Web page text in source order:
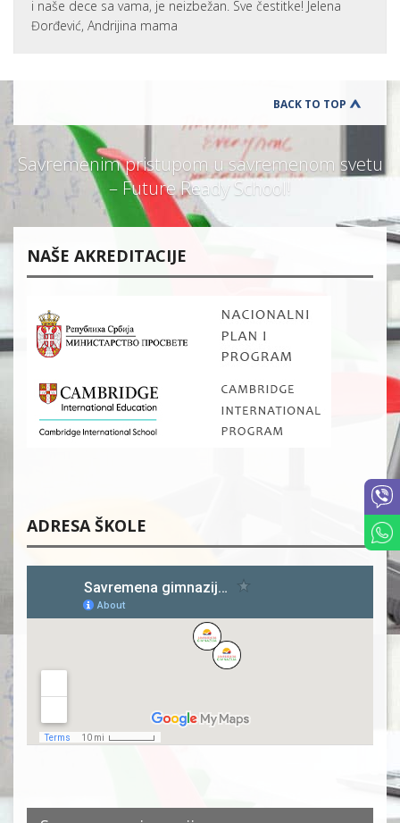
i naše dece sa vama, je neizbežan. Sve čestitke! Jelena
Đorđević, Andrijina mama
BACK TO TOP
Savremenim pristupom u savremenom svetu
– Future Ready School!
NAŠE AKREDITACIJE
ADRESA ŠKOLE